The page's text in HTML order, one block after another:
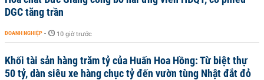
DGC tăng trần
DOANH NGHIỆP - 10 giờ trước
Khối tài sản hàng trăm tỷ của Huấn Hoa Hồng: Từ biệt thự
50 tỷ, dàn siêu xe hàng chục tỷ đến vườn tùng Nhật đắt đỏ